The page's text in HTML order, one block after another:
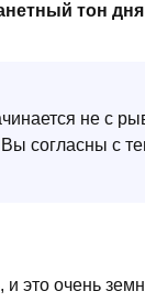
тон дня
не с
согласны с
и это очень